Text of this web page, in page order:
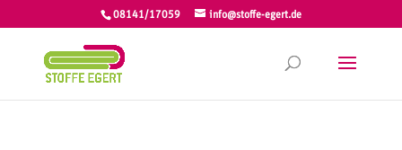
08141/17059 info@stoffe-egert.de